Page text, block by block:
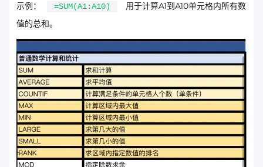
示例： =SUM(A1:A10)
用于计算A1到A10单元格内所有数
值的总和。